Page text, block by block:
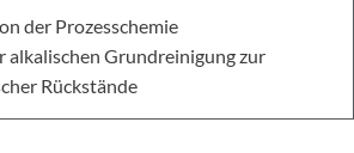
der Prozesschemie
alkalischen Grundreinigung zur
Rückstände